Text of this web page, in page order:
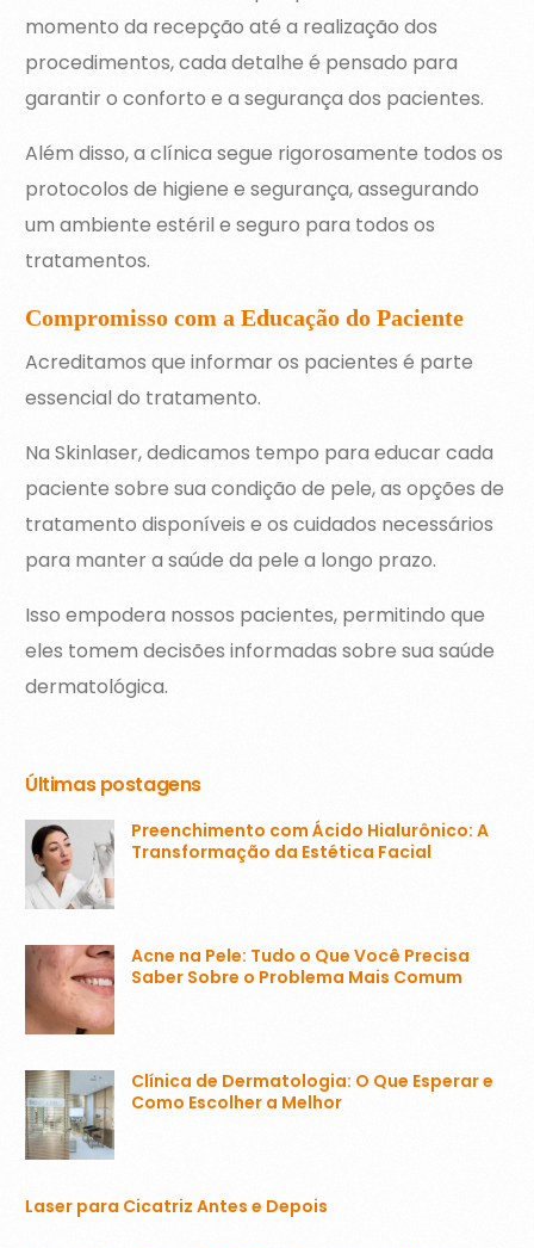
momento da recepção até a realização dos
procedimentos, cada detalhe é pensado para
garantir o conforto e a segurança dos pacientes.
Além disso, a clínica segue rigorosamente todos os
protocolos de higiene e segurança, assegurando
um ambiente estéril e seguro para todos os
tratamentos.
Compromisso com a Educação do Paciente
Acreditamos que informar os pacientes é parte
essencial do tratamento.
Na Skinlaser, dedicamos tempo para educar cada
paciente sobre sua condição de pele, as opções de
tratamento disponíveis e os cuidados necessários
para manter a saúde da pele a longo prazo.
Isso empodera nossos pacientes, permitindo que
eles tomem decisões informadas sobre sua saúde
dermatológica.
Últimas postagens
Preenchimento com Ácido Hialurônico: A
Transformação da Estética Facial
Acne na Pele: Tudo o Que Você Precisa
Saber Sobre o Problema Mais Comum
Clínica de Dermatologia: O Que Esperar e
Como Escolher a Melhor
Laser para Cicatriz Antes e Depois